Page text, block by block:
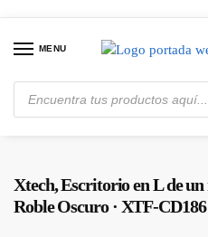
MENU
Inicio / Muebles / Escritorios / Xtech,
Xtech, Escritorio en L de un
Roble Oscuro · XTF-CD186